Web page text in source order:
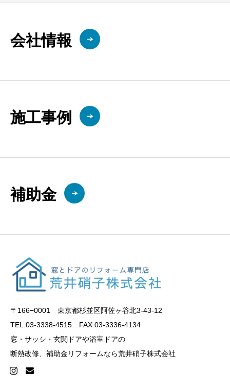
会社情報
施工事例
補助金
〒166−0001 東京都杉並区阿佐ヶ谷北3-43-12
TEL:03-3338-4515 FAX:03-3336-4134
窓・サッシ・玄関ドアや浴室ドアの
断熱改修、補助金リフォームなら荒井硝子株式会社